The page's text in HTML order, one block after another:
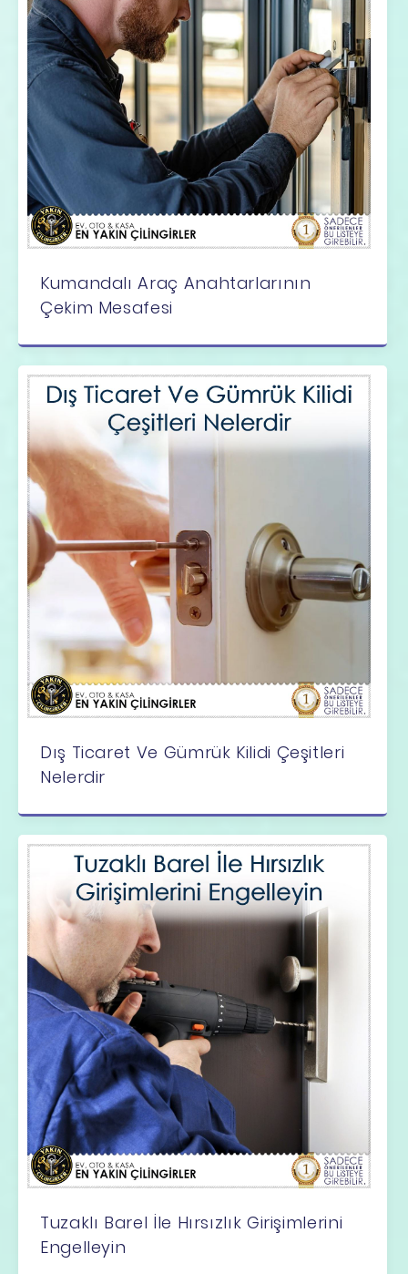
Kumandalı Araç Anahtarlarının
Çekim Mesafesi
Dış Ticaret Ve Gümrük Kilidi Çeşitleri
Nelerdir
Tuzaklı Barel İle Hırsızlık Girişimlerini
Engelleyin